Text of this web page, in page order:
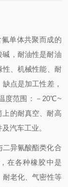
单体共聚而成的
，耐油性是耐油
性、机械性能、耐
点是加工性差，
度范围：－20℃~
的耐真空、耐高
汽车工业。
二异氰酸酯类化合
在各种橡胶中是
耐老化、气密性等